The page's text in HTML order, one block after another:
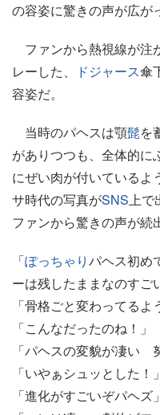
の容姿に驚きの声が広が
ファンから熱視線が注
レーした、
ドジャース傘
容姿だ。
当時のパヘスは顎髭を
がありつつも、全体的に
にぜい肉が付いているよ
サ時代の写真がSNS上で
ファンから驚きの声が続
「ぽっちゃりパヘス初め
ーは残したままなのすご
「骨格ごと変わってるよ
「こんなだったのね！」
「パヘスの変貌が凄い
「いやぁシュッとした！」
「進化がすごいぞパヘズ」